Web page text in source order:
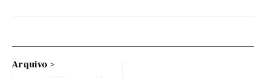
Arquivo